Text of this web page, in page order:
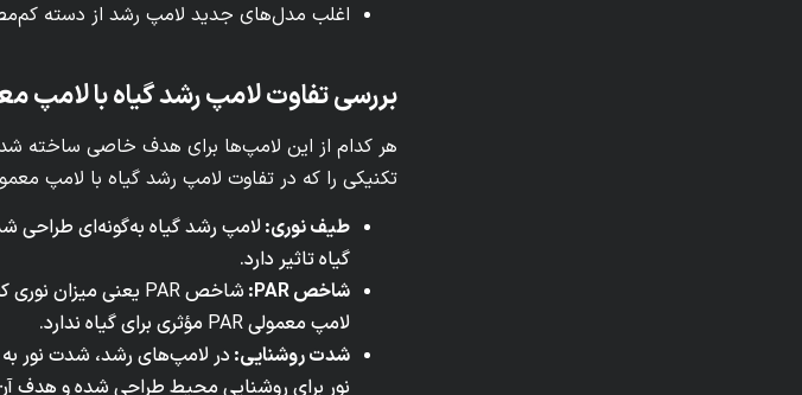
اغلب مدل‌های جدید لامپ رشد از دسته
بررسی تفاوت لامپ رشد گیاه با لامپ
هر کدام از این لامپ‌ها برای هدف خاصی ساخته
تکنیکی را که در تفاوت لامپ رشد گیاه با لامپ
طیف نوری:لامپ رشد گیاه به‌گونه‌ای طراحی
گیاه تاثیر دارد.
شاخص PAR:
شاخصPAR یعنی میزان نوری
لامپ معمولیPAR مؤثری برای گیاه ندارد.
شدت روشنایی: در لامپ‌های رشد، شدت نور
نور برای روشنایی محیط طراحی شده و هدف